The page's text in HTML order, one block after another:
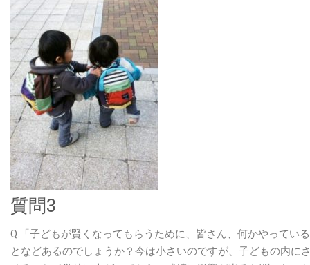
質問3
Q.「子どもが賢くなってもらうために、皆さん、何かやってい
となどあるのでしょうか？今は小さいのですが、子どもの内に